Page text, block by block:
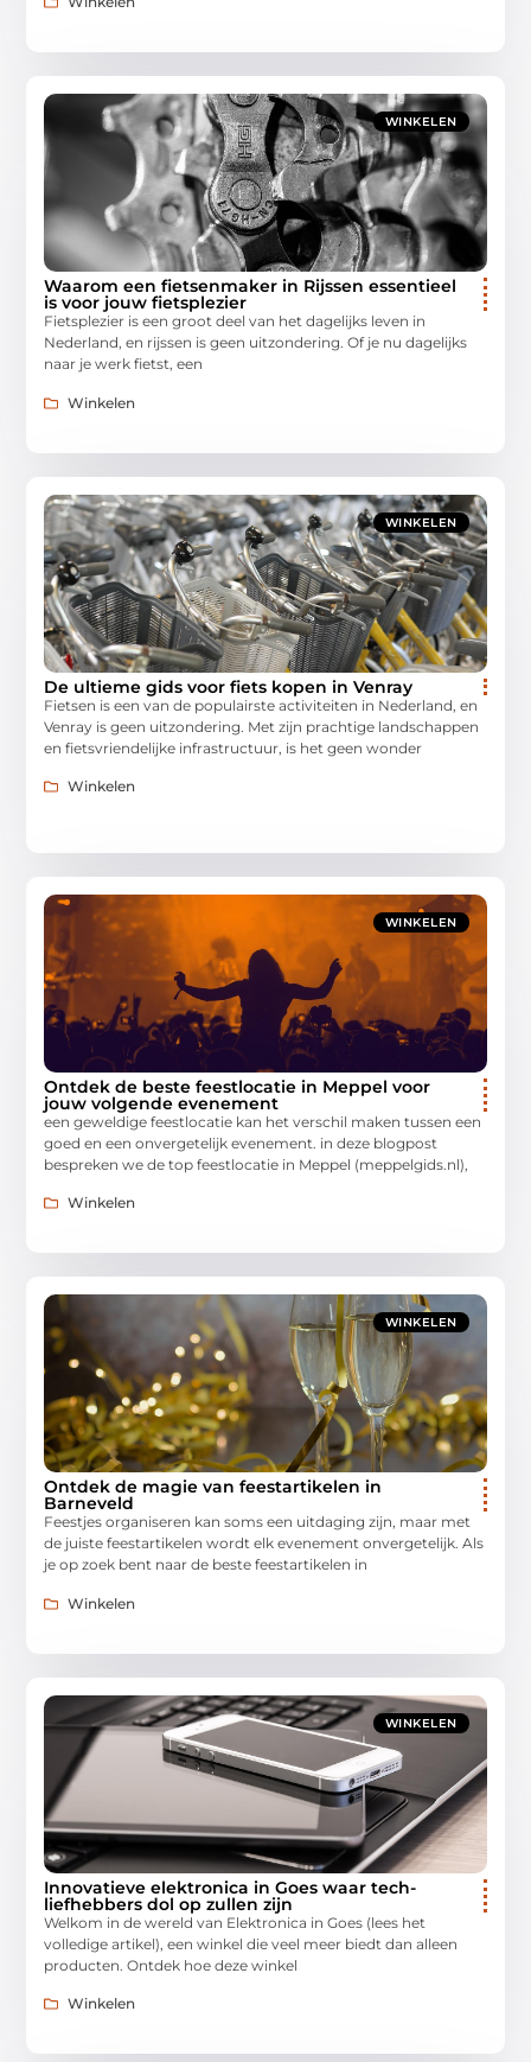
WINKELEN
Waarom een fietsenmaker in Rijssen essentieel
is voor jouw fietsplezier
Fietsplezier is een groot deel van het dagelijks leven in
Nederland, en rijssen is geen uitzondering. Of je nu dagelijks
naar je werk fietst, een
Winkelen
WINKELEN
De ultieme gids voor fiets kopen in Venray
Fietsen is een van de populairste activiteiten in Nederland, en
Venray is geen uitzondering. Met zijn prachtige landschappen
en fietsvriendelijke infrastructuur, is het geen wonder
Winkelen
WINKELEN
Ontdek de beste feestlocatie in Meppel voor
jouw volgende evenement
een geweldige feestlocatie kan het verschil maken tussen een
goed en een onvergetelijk evenement. in deze blogpost
bespreken we de top feestlocatie in Meppel (meppelgids.nl),
Winkelen
WINKELEN
Ontdek de magie van feestartikelen in
Barneveld
Feestjes organiseren kan soms een uitdaging zijn, maar met
de juiste feestartikelen wordt elk evenement onvergetelijk. Als
je op zoek bent naar de beste feestartikelen in
Winkelen
WINKELEN
Innovatieve elektronica in Goes waar tech-
liefhebbers dol op zullen zijn
Welkom in de wereld van Elektronica in Goes (lees het
volledige artikel), een winkel die veel meer biedt dan alleen
producten. Ontdek hoe deze winkel
Winkelen